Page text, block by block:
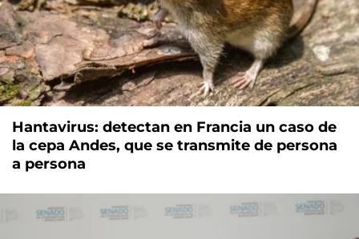
Hantavirus: detectan en Francia un caso de
la cepa Andes, que se transmite de persona
a persona